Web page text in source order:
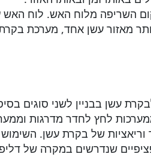
השריפה מלוח האש. לוח האש
מאזור עשן אחד, מערכת
עשן בבניין לשני סוגים
לחץ לחדר מדרגות
של בקרת עשן. השימוש
שנדרשים במקרה של